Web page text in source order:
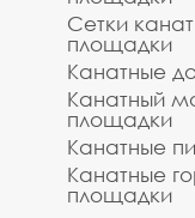
Сетки
площадки
Канатные
Канатный
площадки
Канатные
Канатные
площадки